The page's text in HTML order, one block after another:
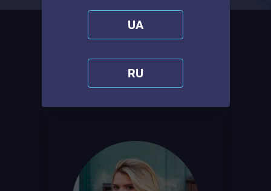
RU
UA
Команда Ланет БИЗНЕС
Работаем на результат и следуем